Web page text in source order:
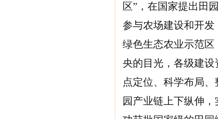
区”，在国家提出田
参与农场建设和开
绿色生态农业示范
央的目光，各级建
点定位、科学布局
园产业链上下纵伸